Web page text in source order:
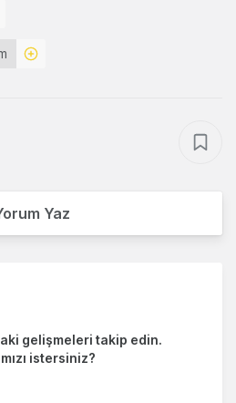
Yaz
gelişmeleri takip edin.
istersiniz?